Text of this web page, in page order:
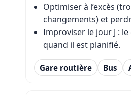
Optimiser à l’excès
changements) et
Improviser le jour J :
quand il est planifié.
Gare routière Bus